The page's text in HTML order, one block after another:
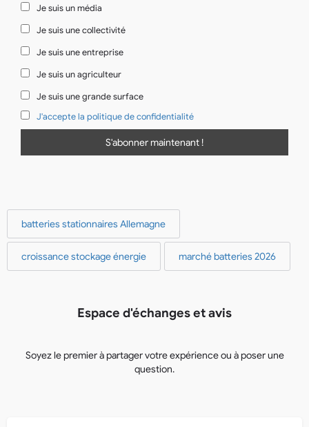
Je suis un média
Je suis une collectivité
Je suis une entreprise
Je suis un agriculteur
Je suis une grande surface
J'accepte la politique de confidentialité
batteries stationnaires Allemagne
croissance stockage énergie marché batteries 2026
Espace d'échanges et avis
Soyez le premier à partager votre expérience ou à poser une
question.